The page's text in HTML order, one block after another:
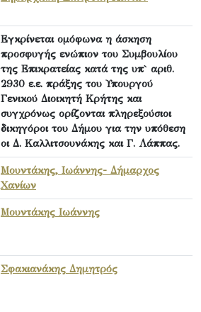
Εγκρίνεται ομόφωνα η άσκηση
προσφυγής ενώπιον του Συμβουλίου
της Επικρατείας κατά της υπ` αριθ.
2930 ε.ε. πράξης του Υπουργού
Γενικού Διοικητή Κρήτης και
συγχρόνως ορίζονται πληρεξούσιοι
δικηγόροι του Δήμου για την υπόθεση
οι Δ. Καλλιτσουνάκης και Γ. Λάππας.
Μουντάκης, Ιωάννης- Δήμαρχος
Χανίων
Μουντάκης Ιωάννης
Σφακιανάκης Δημητρός